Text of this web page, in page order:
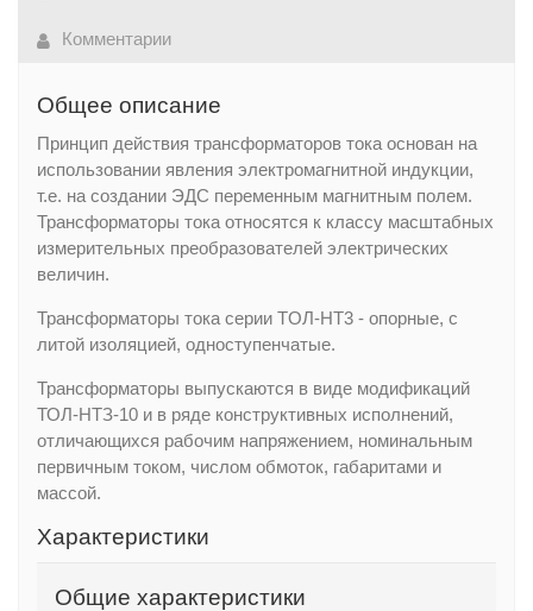
Комментарии
Общее описание
Принцип действия трансформаторов тока основан на
использовании явления электромагнитной индукции,
т.е. на создании ЭДС переменным магнитным полем.
Трансформаторы тока относятся к классу масштабных
измерительных преобразователей электрических
величин.
Трансформаторы тока серии TOЛ-HT3 - опорные, с
литой изоляцией, одноступенчатые.
Трансформаторы выпускаются в виде модификаций
ТОЛ-НТЗ-10 и в ряде конструктивных исполнений,
отличающихся рабочим напряжением, номинальным
первичным током, числом обмоток, габаритами и
массой.
Характеристики
Общие характеристики